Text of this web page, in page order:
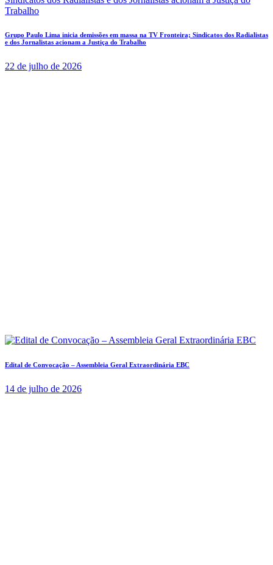
Grupo Paulo Lima inicia demissões em massa na TV Fronteira; Sindicatos dos Radialistas
e dos Jornalistas acionam a Justiça do Trabalho
22 de julho de 2026
Edital de Convocação – Assembleia Geral Extraordinária EBC
14 de julho de 2026